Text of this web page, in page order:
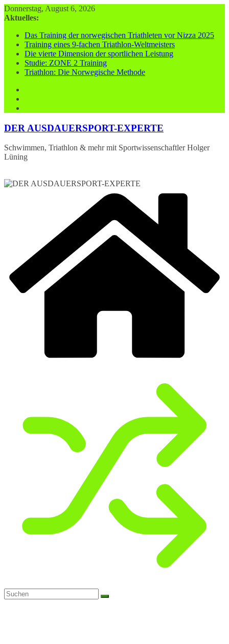
Zum
Inhalt
Donnerstag, August 6, 2026
Aktuelles:
Das Training der norwegischen Triathleten vor Nizza 2025
Training eines 9-fachen Triathlon-Weltmeisters
Die vierte Dimension der sportlichen Leistung
Studie: ZONE 2 Training
Triathlon: Die Norwegische Methode
DER AUSDAUERSPORT-EXPERTE
Schwimmen, Triathlon & mehr mit Sportwissenschaftler Holger
Lüning